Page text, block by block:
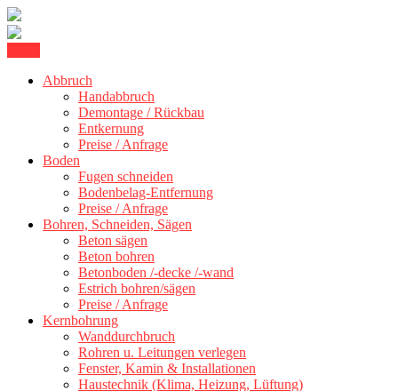
content
BBS Technik GmbH
300 kmAbbruch
Handabbruch
Demontage / Rückbau
Entkernung
Preise / Anfrage
Boden
Fugen schneiden
Bodenbelag-Entfernung
Preise / Anfrage
Bohren, Schneiden, Sägen
Beton sägen
Beton bohren
Betonboden /-decke /-wand
Estrich bohren/sägen
Preise / Anfrage
Kernbohrung
Wanddurchbruch
Rohren u. Leitungen verlegen
Fenster, Kamin & Installationen
Haustechnik (Klima, Heizung, Lüftung)